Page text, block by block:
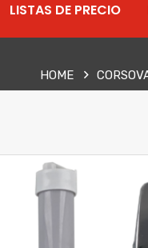
LISTAS DE PRECIO
HOME